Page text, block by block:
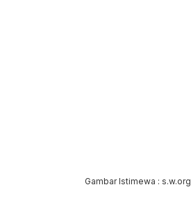
Gambar Istimewa : s.w.org